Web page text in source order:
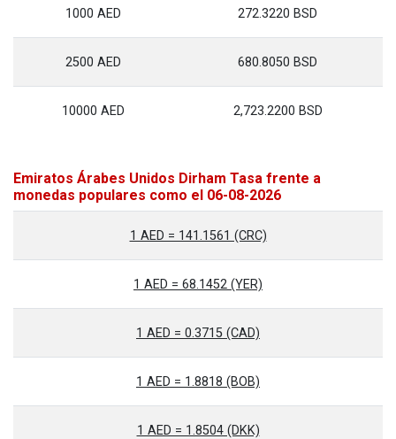
1000 AED 272.3220 BSD
2500 AED 680.8050 BSD
10000 AED 2,723.2200 BSD
Emiratos Árabes Unidos Dirham Tasa frente a
monedas populares como el 06-08-2026
1 AED = 141.1561 (CRC)
1 AED = 68.1452 (YER)
1 AED = 0.3715 (CAD)
1 AED = 1.8818 (BOB)
1 AED = 1.8504 (DKK)